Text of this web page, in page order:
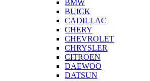
BMW
BUICK
CADILLAC
CHERY
CHEVROLET
CHRYSLER
CITROEN
DAEWOO
DATSUN